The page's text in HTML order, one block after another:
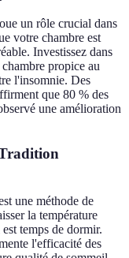
un rôle crucial dans
votre chambre est
Investissez dans
propice au
l'insomnie. Des
que 80 % des
une amélioration
une méthode de
la température
temps de dormir.
l'efficacité des